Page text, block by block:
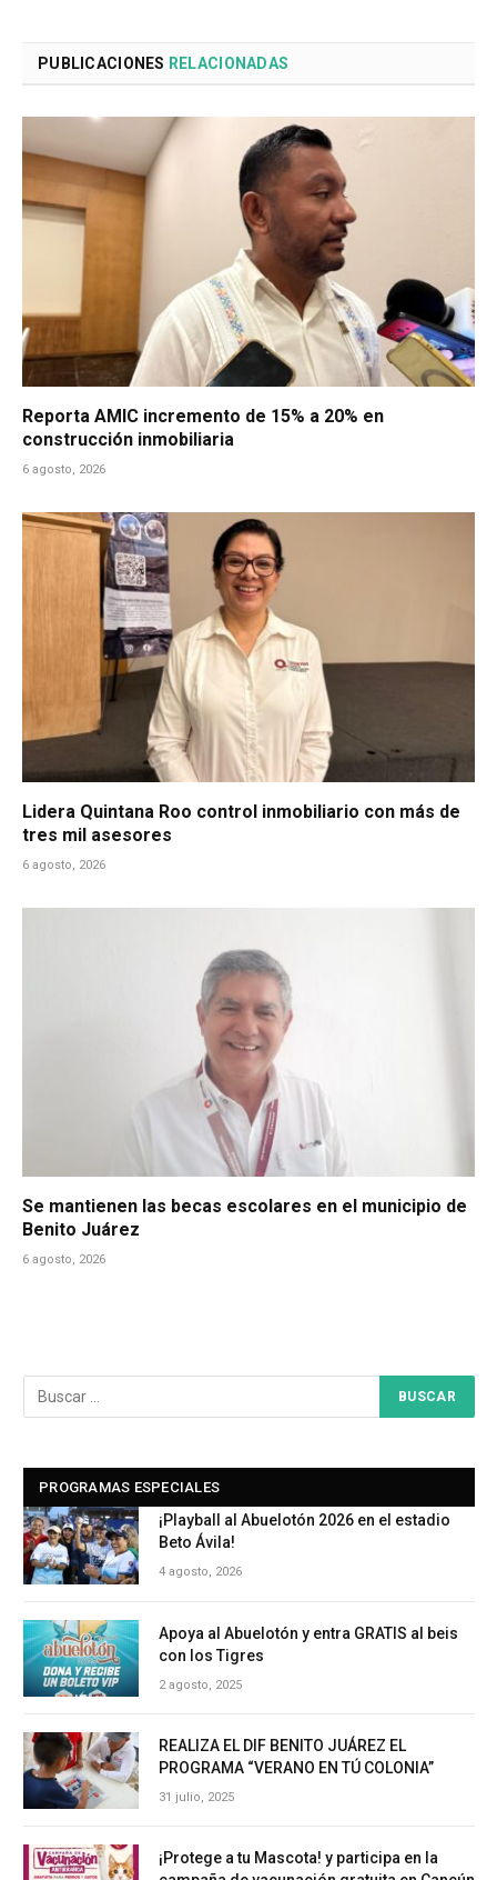
PUBLICACIONES RELACIONADAS
Reporta AMIC incremento de 15% a 20% en
construcción inmobiliaria
6 agosto, 2026
Lidera Quintana Roo control inmobiliario con más de
tres mil asesores
6 agosto, 2026
Se mantienen las becas escolares en el municipio de
Benito Juárez
6 agosto, 2026
PROGRAMAS ESPECIALES
¡Playball al Abuelotón 2026 en el estadio
Beto Ávila!
4 agosto, 2026
Apoya al Abuelotón y entra GRATIS al beis
con los Tigres
2 agosto, 2025
REALIZA EL DIF BENITO JUÁREZ EL
PROGRAMA “VERANO EN TÚ COLONIA”
31 julio, 2025
¡Protege a tu Mascota! y participa en la